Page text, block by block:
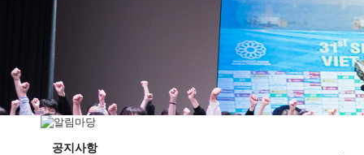
교직원현황
학생현황
위치/전화
전경사진
공지사항